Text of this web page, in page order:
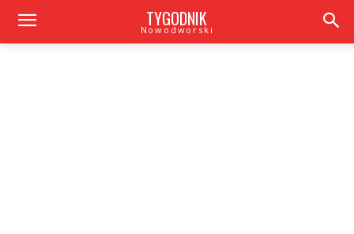
TYGODNIK
Nowodworski